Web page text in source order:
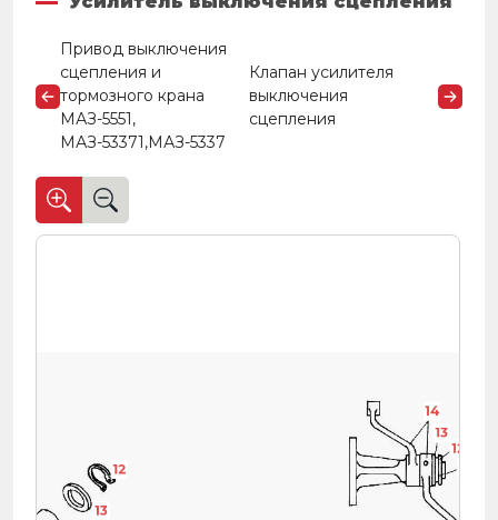
Привод выключения
сцепления и
тормозного крана
МАЗ-5551,
МАЗ-53371,МАЗ-5337
Клапан усилителя
выключения
сцепления
13
13
12
12
14